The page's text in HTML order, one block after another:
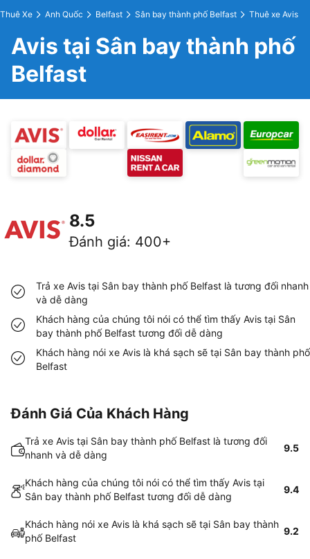
Thuê Xe Anh Quốc Belfast Sân bay thành phố Belfast Thuê xe Avis
Avis tại Sân bay thành phố
Belfast
8.5
Đánh giá: 400+
Trả xe Avis tại Sân bay thành phố Belfast là tương đối nhanh
và dễ dàng
Khách hàng của chúng tôi nói có thể tìm thấy Avis tại Sân
bay thành phố Belfast tương đối dễ dàng
Khách hàng nói xe Avis là khá sạch sẽ tại Sân bay thành phố
Belfast
Đánh Giá Của Khách Hàng
Trả xe Avis tại Sân bay thành phố Belfast là tương đối
nhanh và dễ dàng
9.5
Khách hàng của chúng tôi nói có thể tìm thấy Avis tại
Sân bay thành phố Belfast tương đối dễ dàng
9.4
Khách hàng nói xe Avis là khá sạch sẽ tại Sân bay thành
phố Belfast
9.2